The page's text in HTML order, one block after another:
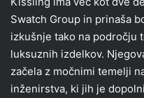
Swatch Group in prinaša
izkušnje tako na področju
luksuznih izdelkov.
začela z močnimi temelji
inženirstva, ki jih je